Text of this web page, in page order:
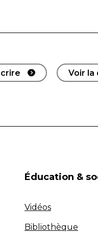
Voir
Éducation &
Vidéos
Bibliothèque